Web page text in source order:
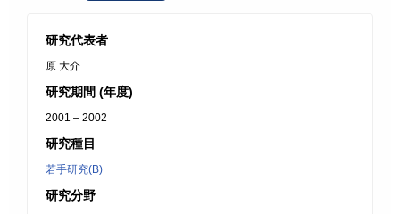
研究代表者
原 大介
研究期間 (年度)
2001 – 2002
研究種目
若手研究(B)
研究分野